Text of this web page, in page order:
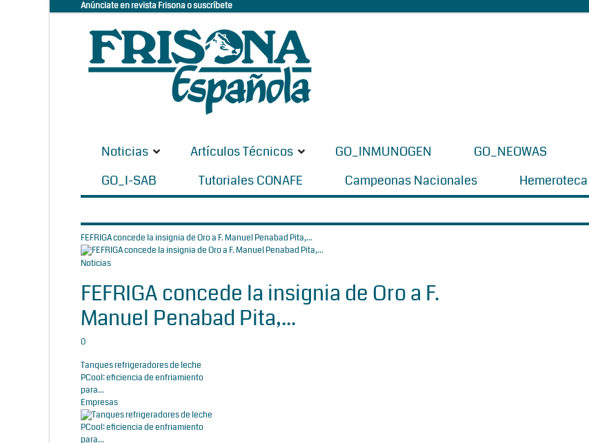
Anúnciate en revista Frisona o suscríbete
Noticias Artículos Técnicos GO_INMUNOGEN GO_NEOWAS
GO_I-SAB
Tutoriales CONAFE Campeonas Nacionales Hemeroteca
FEFRIGA concede la insignia de Oro a F. Manuel Penabad Pita,...
Noticias
FEFRIGA concede la insignia de Oro a F.
Manuel Penabad Pita,...
0
Tanques refrigeradores de leche
PCool: eficiencia de enfriamiento
para...
Empresas